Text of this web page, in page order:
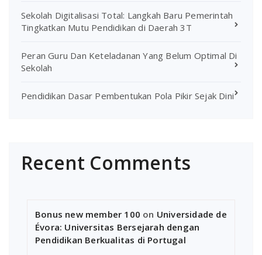
Sekolah Digitalisasi Total: Langkah Baru Pemerintah
Tingkatkan Mutu Pendidikan di Daerah 3T
Peran Guru Dan Keteladanan Yang Belum Optimal Di
Sekolah
Pendidikan Dasar Pembentukan Pola Pikir Sejak Dini
Recent Comments
Bonus new member 100 on Universidade de
Évora: Universitas Bersejarah dengan
Pendidikan Berkualitas di Portugal